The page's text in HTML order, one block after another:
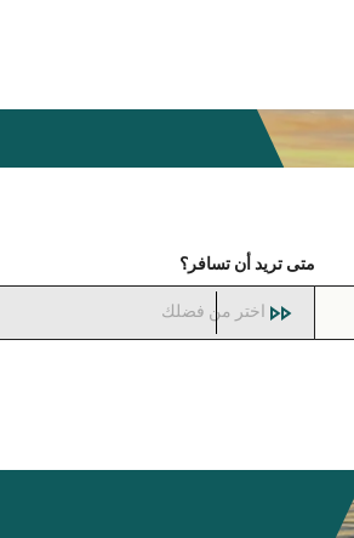
متى تريد أن تسافر؟
اختر من فضلك